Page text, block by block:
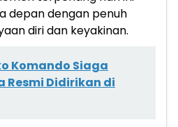
depan dengan penuh
diri dan keyakinan.
Komando Siaga
Resmi Didirikan di